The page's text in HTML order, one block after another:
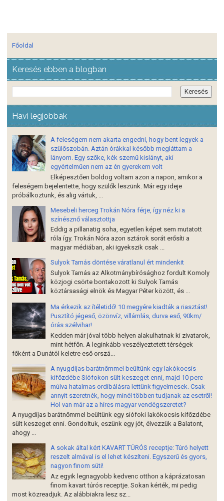
Főoldal
Keresés ebben a blogban
Havi legjobbak
A feleségem nem akarta engedni, hogy bent legyek a
szülőszobán. Aztán órákkal később megláttam a
lányom. Egy szőke, kék szemű kislányt, aki
egyértelműen nem az én gyerekem volt
Elképesztően boldog voltam azon a napon, amikor a
feleségem bejelentette, hogy szülők leszünk. Már egy ideje
próbálkoztunk, és alig vártuk, ...
Mesebeli herceg Trokán Nóra férje, így néz ki a
színésznő választottja
Eddig a pillanatig soha, egyetlen képet sem mutatott
róla így. Trokán Nóra azon sztárok sorát erősíti a
magyar médiában, aki igyekszik csak ...
Sulyok Tamás döntése váratlanul ért mindenkit
Sulyok Tamás az Alkotmánybírósághoz fordult Komoly
közjogi csörte bontakozott ki Sulyok Tamás
köztársasági elnök és Magyar Péter között, és ...
Ma érkezik az ítéletidő! 10 megyére kiadták a riasztást!
Pusztító jégeső, özönvíz, villámlás, durva eső, 90km/
órás szélvihar!
Kedden már jóval több helyen alakulhatnak ki zivatarok,
mint hétfőn. A leginkább veszélyeztetett térségek
főként a Dunától keletre eső orszá...
A nyugdíjas barátnőmmel beültünk egy lakókocsis
kifőzdébe Siófokon sült keszeget enni, majd 10 perc
múlva hatalmas ordibálásra lettünk figyelmesek. Csak
annyit szeretnék, hogy minél többen tudjanak az esetről!
Hol van már az a híres magyar vendégszeretet?
A nyugdíjas barátnőmmel beültünk egy siófoki lakókocsis kifőzdébe
sült keszeget enni. Gondoltuk, eszünk egy jót, élvezzük a Balatont,
ahogy ...
A sokak által kért KAVART TÚRÓS receptje: Túró helyett
reszelt almával is el lehet készíteni. Egyszerű és gyors,
nagyon finom süti!
Az egyik legnagyobb kedvenc otthon a káprázatosan
finom kavart túrós receptje. Sokan kérték, mi pedig
most közreadjuk. Az alábbiakra lesz sz...